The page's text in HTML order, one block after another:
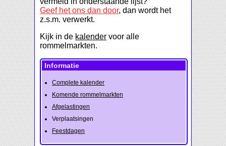
Geef het ons dan door, dan wordt het
z.s.m. verwerkt.
Kijk in de kalender voor alle
rommelmarkten.
Informatie
Complete kalender
Komende rommelmarkten
Afgelastingen
Verplaatsingen
Feestdagen